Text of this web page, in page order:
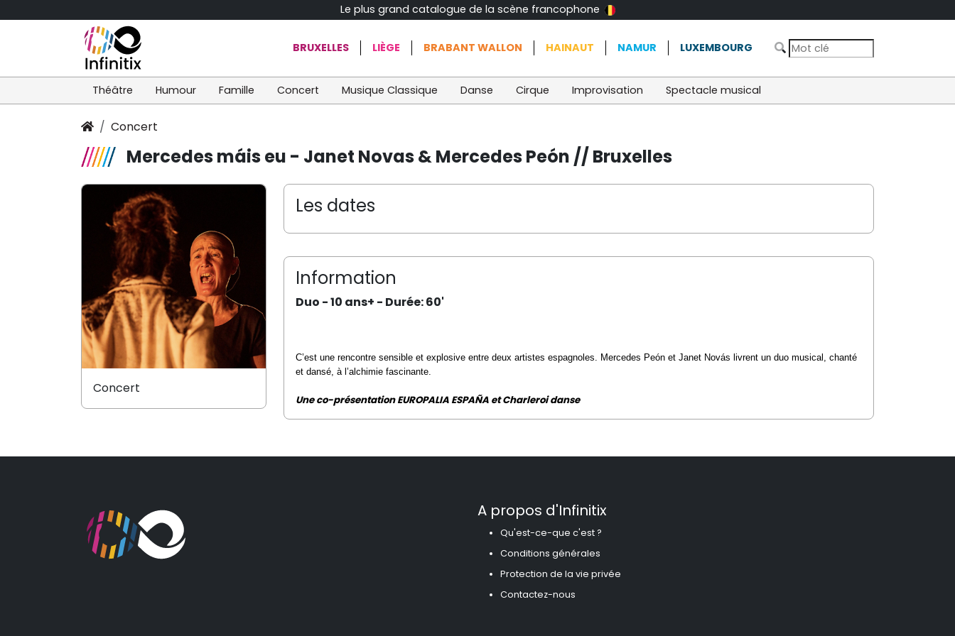
Le plus grand catalogue de la scène francophone
BRUXELLES LIÈGE BRABANT WALLON HAINAUT NAMUR LUXEMBOURG
Théâtre Humour Famille Concert Musique Classique Danse Cirque Improvisation Spectacle musical
Concert
Mercedes máis eu - Janet Novas & Mercedes Peón // Bruxelles
Les dates
Information
Duo - 10 ans+ - Durée: 60'
C’est une rencontre sensible et explosive entre deux artistes espagnoles. Mercedes Peón et Janet Novás livrent un duo musical, chanté
et dansé, à l’alchimie fascinante.
Une co-présentation EUROPALIA ESPAÑA et Charleroi danse
Concert
A propos d'Infinitix
Qu'est-ce-que c'est ?
Conditions générales
Protection de la vie privée
Contactez-nous